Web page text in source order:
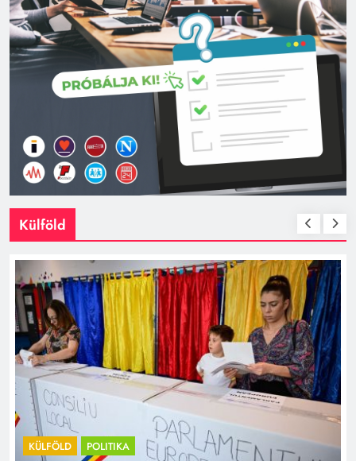
Külföld
KÜLFÖLD POLITIKA